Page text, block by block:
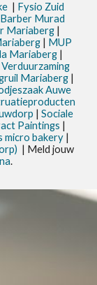
| Fysio Zuid
Barber Murad
Mariaberg|
| MUP
Mariaberg |
Verduurzaming
Mariaberg |
Auwe
| Sociale
Paintings |
micro bakery|
| Meld jouw
.